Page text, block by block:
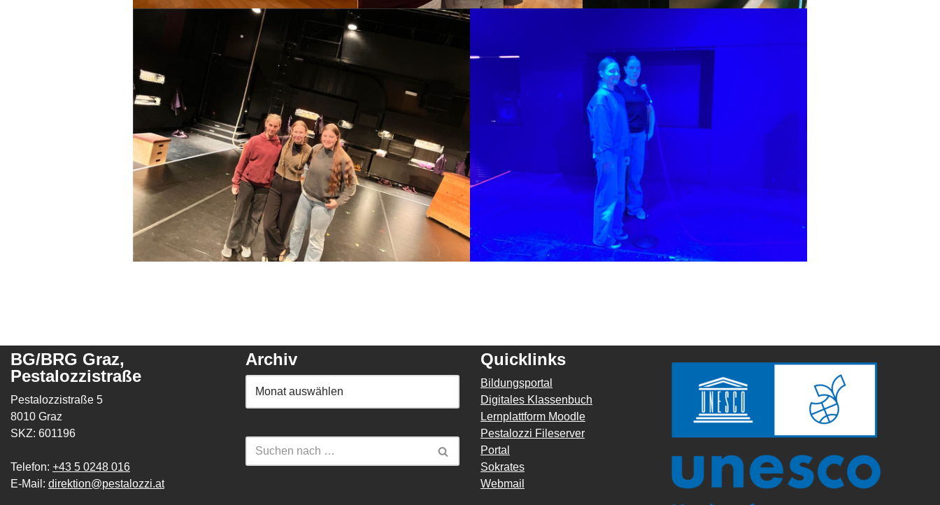
BG/BRG Graz,
Pestalozzistraße
Pestalozzistraße 5
8010 Graz
SKZ: 601196
Telefon: +43 5 0248 016
E-Mail: direktion@pestalozzi.at
Archiv Quicklinks
Bildungsportal
Digitales Klassenbuch
Lernplattform Moodle
Pestalozzi Fileserver
Portal
Sokrates
Webmail